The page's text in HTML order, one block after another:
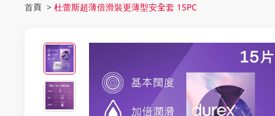
首頁 > 杜蕾斯超薄倍滑裝更薄型安全套 15PC